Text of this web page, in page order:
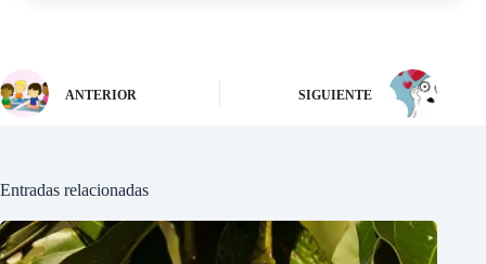
ANTERIOR SIGUIENTE
Entradas relacionadas